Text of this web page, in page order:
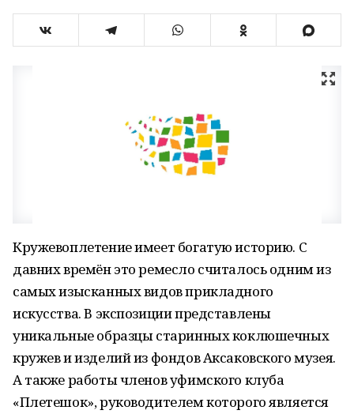
Кружевоплетение имеет богатую историю. С
давних времён это ремесло считалось одним из
самых изысканных видов прикладного
искусства. В экспозиции представлены
уникальные образцы старинных коклюшечных
кружев и изделий из фондов Аксаковского музея.
А также работы членов уфимского клуба
«Плетешок», руководителем которого является